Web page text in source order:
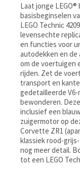
Laat jonge
basisbeginselen
LEGO Technic
levensechte
en functies voor
autodekken en de
om de voertuigen
rijden. Zet de
transport en
gedetailleerde
bewonderen.
inclusief een
zuigermotor op
Corvette ZR1
klassiek rood-
nog meer detail.
tot een LEGO